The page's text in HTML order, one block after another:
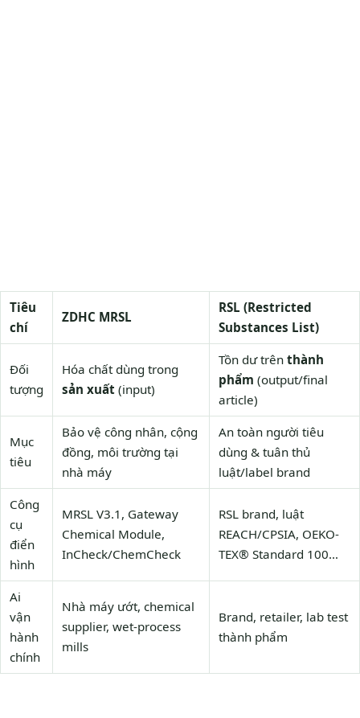
Tiêu
chí
ZDHC MRSL
RSL (Restricted
Substances List)
Đối
tượng
Hóa chất dùng trong
sản xuất(input)
Tồn dư trên thành
phẩm (output/final
article)
Mục
tiêu
Bảo vệ công nhân, cộng
đồng, môi trường tại
nhà máy
An toàn người tiêu
dùng & tuân thủ
luật/label brand
Công
cụ
điển
hình
MRSL V3.1, Gateway
Chemical Module,
InCheck/ChemCheck
RSL brand, luật
REACH/CPSIA, OEKO-
TEX® Standard 100…
Ai
vận
hành
chính
Nhà máy ướt, chemical
supplier, wet-process
mills
Brand, retailer, lab test
thành phẩm